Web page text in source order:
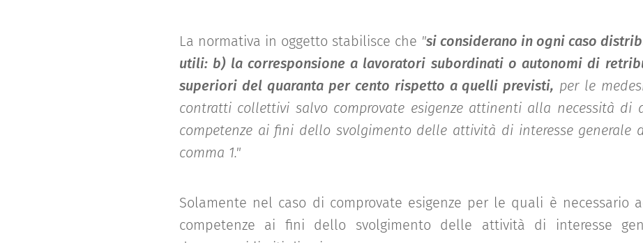
La normativa in oggetto stabilisce che "si considerano in ogni caso
utili: b) la corresponsione a lavoratori subordinati o autonomi di
superiori del quaranta per cento rispetto a quelli previsti, per le
contratti collettivi salvo comprovate esigenze attinenti alla necessità di
competenze ai fini dello svolgimento delle attività di interesse generale
comma 1."
Solamente nel caso di comprovate esigenze per le quali è necessario
competenze ai fini dello svolgimento delle attività di interesse